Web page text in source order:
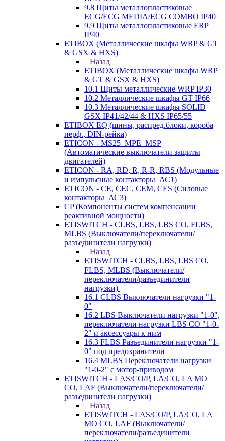
9.8 Щиты металлопластиковые
ECG/ECG MEDIA/ECG COMBO IP40
9.9 Щиты металлопластиковые ERP
IP40
ETIBOX (Металлические шкафы WRP & GT
& GSX & HXS)
Назад
ETIBOX (Металлические шкафы WRP
& GT & GSX & HXS)
10.1 Щиты металлические WRP IP30
10.2 Металлические шкафы GT IP66
10.3 Металлические шкафы SOLID
GSX IP41/42/44 & HXS IP65/55
ETIBOX EQ (шины, распред.блоки, короба
перф., DIN-рейка)
ETICON - MS25_MPE_MSP
(Автоматические выключатели защиты
двигателей)
ETICON - RA, RD, R, R-R, RBS (Модульные
и импульсные контакторы_АС1)
ETICON - CE, CEC, CEM, CES (Силовые
контакторы_АС3)
CP (Компоненты систем компенсации
реактивной мощности)
ETISWITCH - CLBS, LBS, LBS CO, FLBS,
MLBS (Выключатели/переключатели/
разъединители нагрузки)
Назад
ETISWITCH - CLBS, LBS, LBS CO,
FLBS, MLBS (Выключатели/
переключатели/разъединители
нагрузки)
16.1 CLBS Выключатели нагрузки "1-
0"
16.2 LBS Выключатели нагрузки "1-0",
переключатели нагрузки LBS CO "1-0-
2" и аксессуары к ним
16.3 FLBS Разъединители нагрузки "1-
0" под предохранители
16.4 MLBS Переключатели нагрузки
"1-0-2" с мотор-приводом
ETISWITCH - LAS/CO/P, LA/CO, LA MO
CO, LAF (Выключатели/переключатели/
разъединители нагрузки)
Назад
ETISWITCH - LAS/CO/P, LA/CO, LA
MO CO, LAF (Выключатели/
переключатели/разъединители